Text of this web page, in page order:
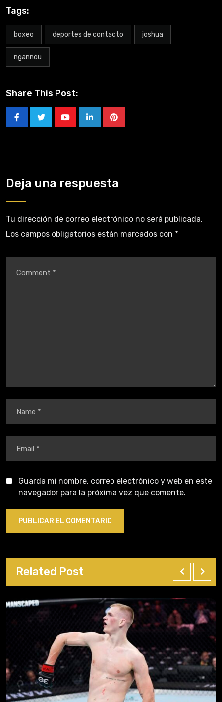
Tags:
boxeo deportes de contacto joshua
ngannou
Share This Post:
Deja una respuesta
Tu dirección de correo electrónico no será publicada.
Los campos obligatorios están marcados con *
Guarda mi nombre, correo electrónico y web en este
navegador para la próxima vez que comente.
Related Post